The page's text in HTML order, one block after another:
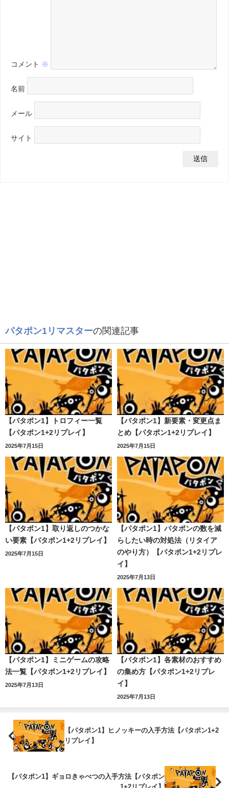
コメント ※
名前
メール
サイト
パタポン1リマスターの関連記事
【パタポン1】トロフィー一覧
【パタポン1+2リプレイ】
2025年7月15日
【パタポン1】新要素・変更点ま
とめ【パタポン1+2リプレイ】
2025年7月15日
【パタポン1】取り返しのつかな
い要素【パタポン1+2リプレイ】
2025年7月15日
【パタポン1】パタポンの数を減
らしたい時の対処法（リタイア
のやり方）【パタポン1+2リプレ
イ】
2025年7月13日
【パタポン1】ミニゲームの攻略
法一覧【パタポン1+2リプレイ】
2025年7月13日
【パタポン1】各素材のおすすめ
の集め方【パタポン1+2リプレ
イ】
2025年7月13日
【パタポン1】ヒノッキーの入手方法【パタポン1+2
リプレイ】
【パタポン1】ギョロきゃべつの入手方法【パタポン
1+2リプレイ】